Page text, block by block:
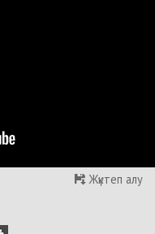
Жүктеп алу